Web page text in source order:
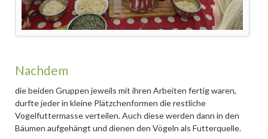
Nachdem
die beiden Gruppen jeweils mit ihren Arbeiten fertig waren,
durfte jeder in kleine Plätzchenformen die restliche
Vogelfuttermasse verteilen. Auch diese werden dann in den
Bäumen aufgehängt und dienen den Vögeln als Futterquelle.